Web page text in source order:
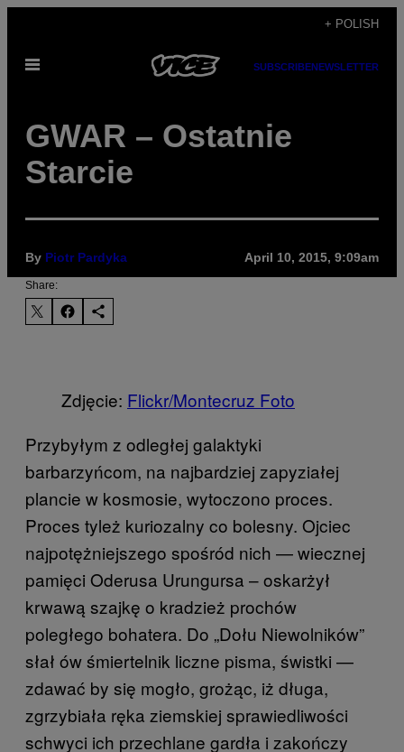
content
+ POLISH
Open
SUBSCRIBENEWSLETTER
​GWAR – Ostatnie
Starcie
By Piotr Pardyka April 10, 2015, 9:09am
Share:
Zdjęcie: Flickr/Montecruz Foto
Przybyłym z odległej galaktyki
barbarzyńcom, na najbardziej zapyziałej
plancie w kosmosie, wytoczono proces.
Proces tyleż kuriozalny co bolesny. Ojciec
najpotężniejszego spośród nich — wiecznej
pamięci Oderusa Urungursa – oskarżył
krwawą szajkę o kradzież prochów
poległego bohatera. Do „Dołu Niewolników”
słał ów śmiertelnik liczne pisma, świstki —
zdawać by się mogło, grożąc, iż długa,
zgrzybiała ręka ziemskiej sprawiedliwości
schwyci ich przechlane gardła i zakończy